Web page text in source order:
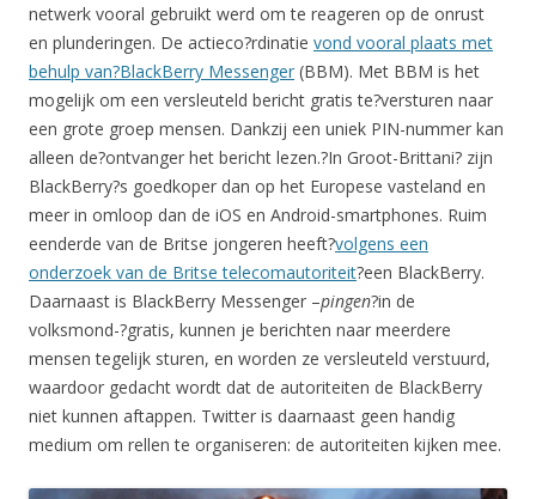
netwerk vooral gebruikt werd om te reageren op de onrust
en plunderingen. De actieco?rdinatie vond vooral plaats met
behulp van?BlackBerry Messenger (BBM). Met BBM is het
mogelijk om een versleuteld bericht gratis te?versturen naar
een grote groep mensen. Dankzij een uniek PIN-nummer kan
alleen de?ontvanger het bericht lezen.?In Groot-Brittani? zijn
BlackBerry?s goedkoper dan op het Europese vasteland en
meer in omloop dan de iOS en Android-smartphones. Ruim
eenderde van de Britse jongeren heeft?volgens een
onderzoek van de Britse telecomautoriteit?een BlackBerry.
Daarnaast is BlackBerry Messenger –pingen?in de
volksmond-?gratis, kunnen je berichten naar meerdere
mensen tegelijk sturen, en worden ze versleuteld verstuurd,
waardoor gedacht wordt dat de autoriteiten de BlackBerry
niet kunnen aftappen. Twitter is daarnaast geen handig
medium om rellen te organiseren: de autoriteiten kijken mee.